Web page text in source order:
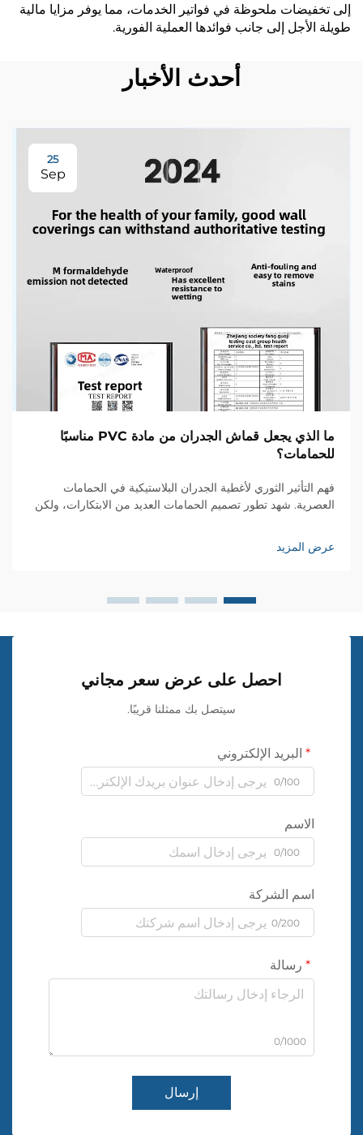
إلى تخفيضات ملحوظة في فواتير الخدمات، مما يوفر مزايا مالية
طويلة الأجل إلى جانب فوائدها العملية الفورية.
أحدث الأخبار
25
Sep
ما الذي يجعل قماش الجدران من مادة PVC مناسبًا
للحمامات؟
فهم التأثير الثوري لأغطية الجدران البلاستيكية في الحمامات
العصرية. شهد تطور تصميم الحمامات العديد من الابتكارات، ولكن
البلاستيكي. هذا النوع متعدد الاستخدامات من أغطية الجدران...
عرض المزيد
احصل على عرض سعر مجاني
سيتصل بك ممثلنا قريبًا.
البريد الإلكتروني
0/100
الاسم
0/100
اسم الشركة
0/200
رسالة
0/1000
إرسال